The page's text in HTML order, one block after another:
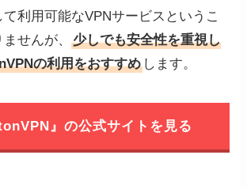
利用可能なVPNサービスというこ
ませんが、少しでも安全性を重視し
の利用をおすすめ します。
』の公式サイトを見る